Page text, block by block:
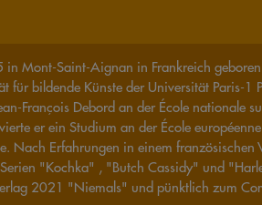
in Mont-Saint-Aignan in Frankreich
für bildende Künste der Universität Paris-1
François Debord an der École nationale
er ein Studium an der École
Nach Erfahrungen in einem französischen
"Kochka" , "Butch Cassidy" und
2021 "Niemals" und pünktlich zum